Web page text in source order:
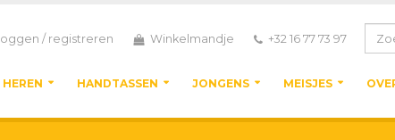
/ registreren Winkelmandje +32 16 77 73 97
HEREN HANDTASSEN JONGENS MEISJES